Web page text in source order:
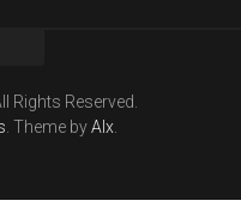
Rights Reserved.
. Theme byAlx